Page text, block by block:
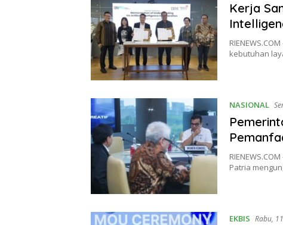
Kerja
kebutuhan
NASIONAL
Patria
EKBIS Rabu,